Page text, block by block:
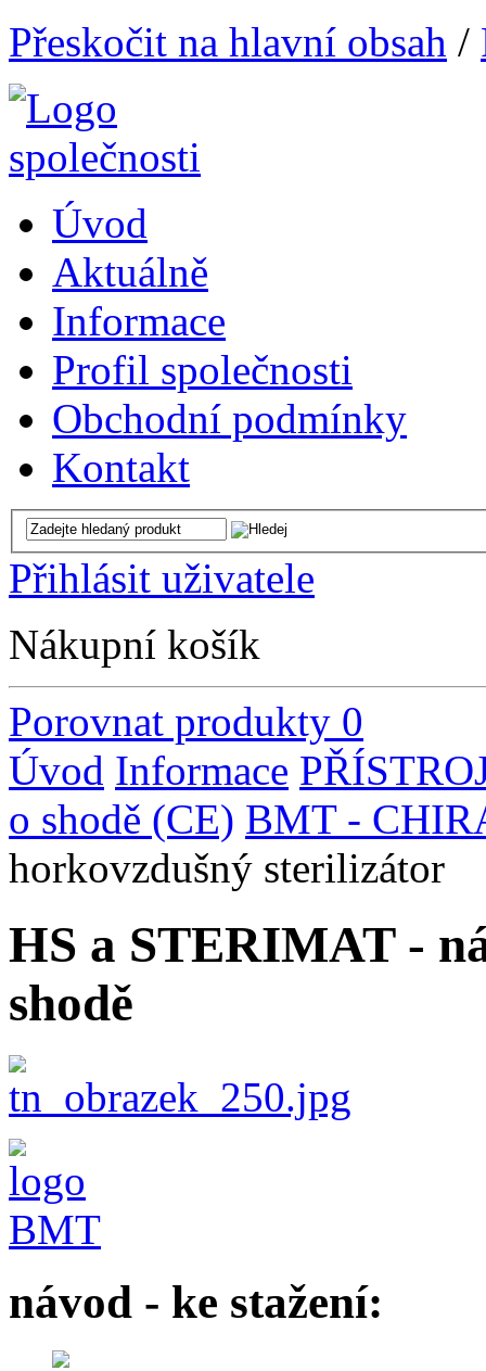
Přeskočit na hlavní obsah /
Úvod
Aktuálně
Informace
Profil společnosti
Obchodní podmínky
Kontakt
Přihlásit uživatele
Nákupní košík
Porovnat produkty 0
Úvod Informace
o shodě (CE) BMT -
horkovzdušný sterilizátor
HS a STERIMAT -
shodě
návod - ke stažení: